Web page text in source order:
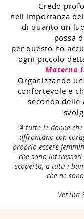
Credo
nell'importanza
di quanto un
possa
per questo ho
ogni piccolo
Materno
Organizzando
confortevole e
seconda delle
"A tutte le donne
affrontano con
proprio essere
che sono
scoperta, a tutti i
che ne
Verena